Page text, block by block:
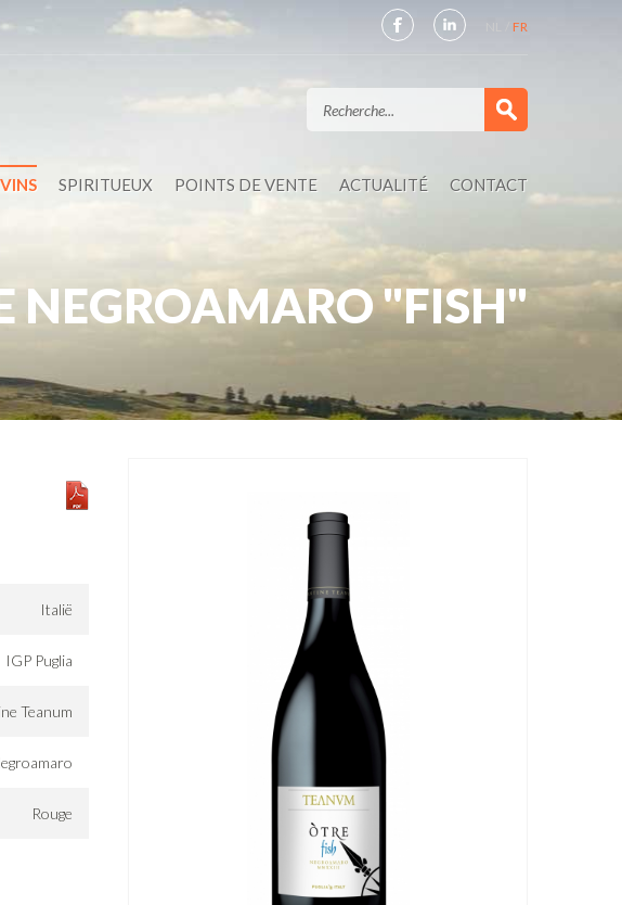
FR
VINS SPIRITUEUX POINTS DE VENTE ACTUALITÉ CONTACT
NEGROAMARO "FISH"
Italië
IGP Puglia
Teanum
Rouge